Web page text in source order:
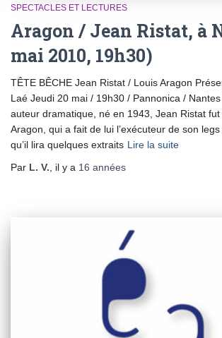
SPECTACLES ET LECTURES
Aragon / Jean Ristat, à
mai 2010, 19h30)
TÊTE BÊCHE Jean Ristat / Louis Aragon
Laé Jeudi 20 mai / 19h30 / Pannonica /
auteur dramatique, né en 1943, Jean Ristat
Aragon, qui a fait de lui l’exécuteur de son
qu’il lira quelques extraits Lire la suite
Par L. V., il y a 16 années